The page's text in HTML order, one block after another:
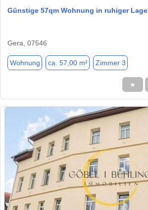
Günstige 57qm Wohnung in ruhiger Lage
Gera, 07546
Wohnung ca. 57,00 m² Zimmer 3
★